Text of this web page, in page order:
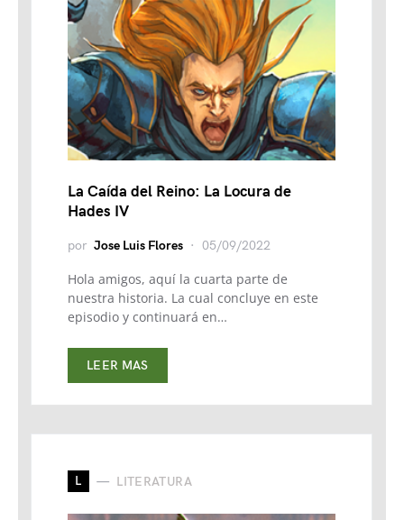
La Caída del Reino: La Locura de
Hades IV
por Jose Luis Flores 05/09/2022
Hola amigos, aquí la cuarta parte de
nuestra historia. La cual concluye en este
episodio y continuará en…
LEER MAS
L LITERATURA